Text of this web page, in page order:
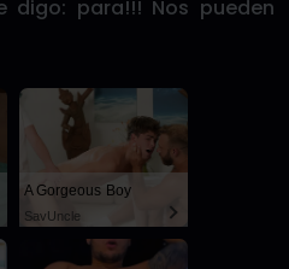
digo: para!!! Nos pueden
A Gorgeous Boy
SayUncle